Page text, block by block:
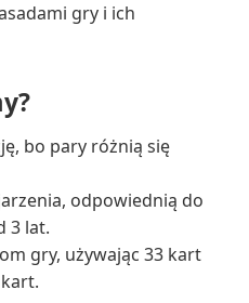
gry i ich
bo pary różnią się
odpowiednią do
3 lat.
gry, używając 33 kart